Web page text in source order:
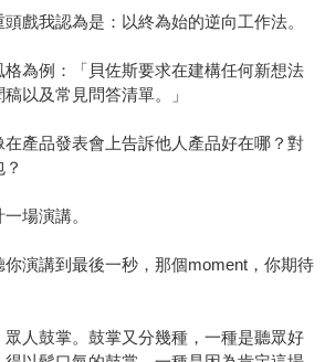
頭戲我認為是：以終為始的逆向工作法。
為例：「貝佐斯要求在建構任何新想法
以及常見問答清單。」
在產品發表會上告訴他人產品好在哪？對
場演講。
演講到最後一秒，那個moment，你期待
人鼓掌。鼓掌又分幾種，一種是聽眾好